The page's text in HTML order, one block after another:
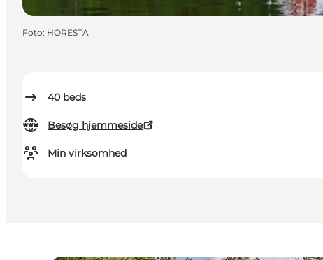
40 beds
Besøg hjemmeside
Min virksomhed
Foto: HORESTA